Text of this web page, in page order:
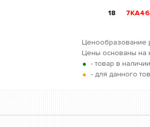
18
Ценообразование
Цены основаны на
• - товар в
• - для данного